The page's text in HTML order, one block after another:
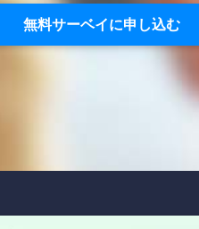
無料サーベイに申し込む